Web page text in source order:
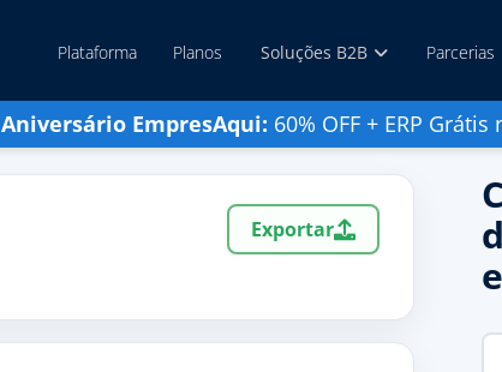
Plataforma Planos Soluções B2B Parcerias
Aniversário EmpresAqui: 60% OFF + ERP
Exportar